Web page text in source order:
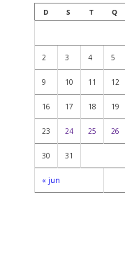
D
S T Q
« jun
2 3 4 5
9 10 11 12
16 17 18 19
23 24 25 26
30 31